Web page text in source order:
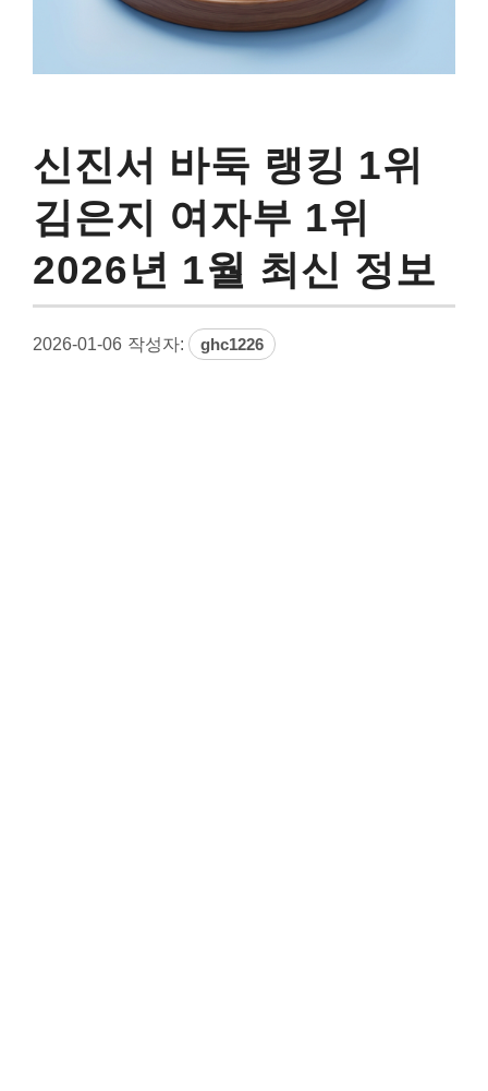
신진서 바둑 랭킹 1위
김은지 여자부 1위
2026년 1월 최신 정보
2026-01-06 작성자: ghc1226